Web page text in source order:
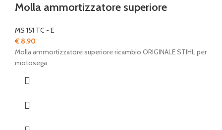
Molla ammortizzatore superiore
MS 151 TC - E
€ 8,90
Molla ammortizzatore superiore ricambio ORIGINALE STIHL per
motosega